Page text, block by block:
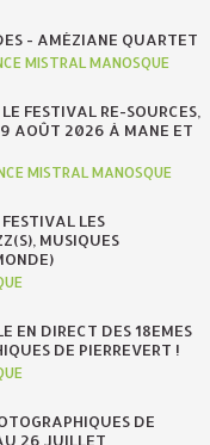
- AMÉZIANE QUARTET
MISTRAL MANOSQUE
FESTIVAL RE-SOURCES,
AOÛT 2026 À MANE ET
MISTRAL MANOSQUE
LES
MUSIQUES
EN DIRECT DES 18EMES
DE PIERREVERT !
DE
26 JUILLET